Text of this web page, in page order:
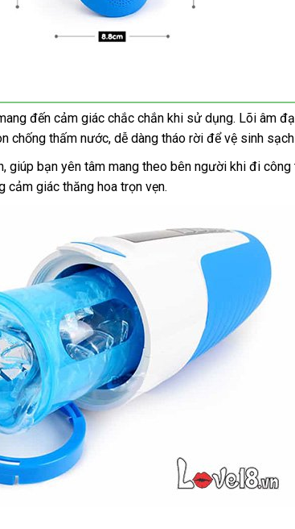
đến cảm giác chắc chắn khi sử dụng. Lõi âm
thấm nước, dễ dàng tháo rời để vệ sinh
bạn yên tâm mang theo bên người khi đi
giác thăng hoa trọn vẹn.